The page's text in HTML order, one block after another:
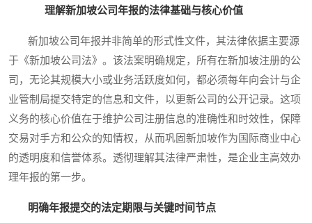
理解新加坡公司年报的法律基础与核心价值
新加坡公司年报并非简单的形式性文件，其法律依据主要源
于《新加坡公司法》。该法案明确规定，所有在新加坡注册的公
司，无论其规模大小或业务活跃度如何，都必须每年向会计与企
业管制局提交特定的信息和文件，以更新公司的公开记录。这项
义务的核心价值在于维护公司注册信息的准确性和时效性，保障
交易对手方和公众的知情权，从而巩固新加坡作为国际商业中心
的透明度和信誉体系。透彻理解其法律严肃性，是企业主高效办
理年报的第一步。
明确年报提交的法定期限与关键时间节点